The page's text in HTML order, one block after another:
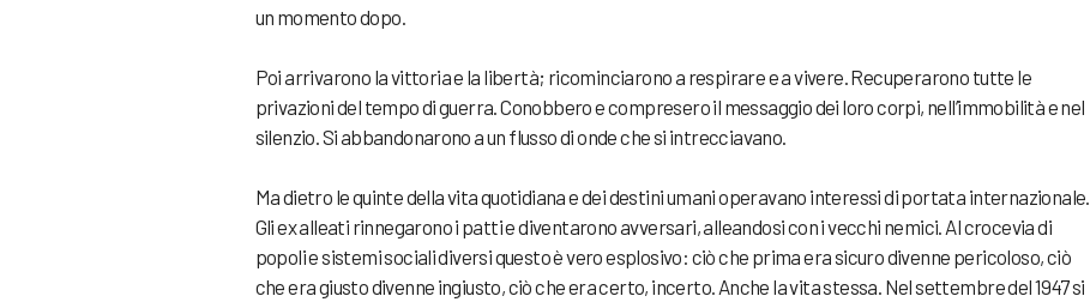
un momento dopo.
Poi arrivarono la vittoria e la libertà; ricominciarono a respirare e a vivere. Recuperarono tutte le
privazioni del tempo di guerra. Conobbero e compresero il messaggio dei loro corpi, nell’immobilità e nel
silenzio. Si abbandonarono a un flusso di onde che si intrecciavano.
Ma dietro le quinte della vita quotidiana e dei destini umani operavano interessi di portata internazionale.
Gli ex alleati rinnegarono i patti e diventarono avversari, alleandosi con i vecchi nemici. Al crocevia di
popoli e sistemi sociali diversi questo è vero esplosivo: ciò che prima era sicuro divenne pericoloso, ciò
che era giusto divenne ingiusto, ciò che era certo, incerto. Anche la vita stessa. Nel settembre del 1947 si